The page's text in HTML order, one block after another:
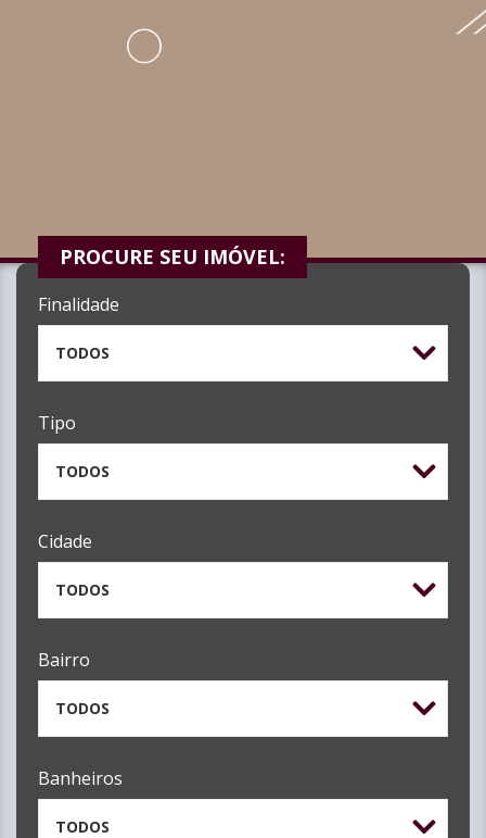
PROCURE SEU IMÓVEL:
Finalidade
TODOS
Tipo
TODOS
Cidade
TODOS
Bairro
TODOS
Banheiros
TODOS